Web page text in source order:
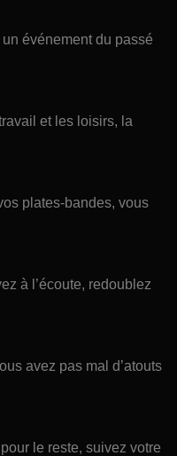
un événement du passé
et les loisirs, la
plates-bandes, vous
à l’écoute, redoublez
avez pas mal d’atouts
le reste, suivez votre